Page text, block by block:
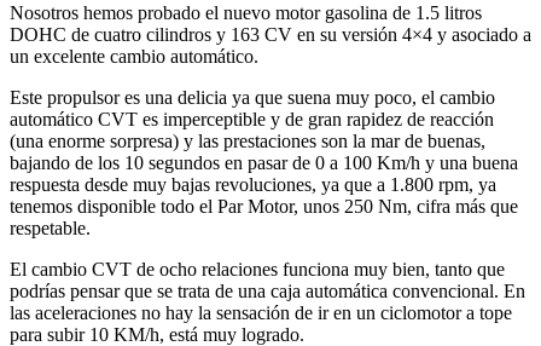
Nosotros hemos probado el nuevo motor gasolina de 1.5 litros
DOHC de cuatro cilindros y 163 CV en su versión 4×4 y asociado a
un excelente cambio automático.
Este propulsor es una delicia ya que suena muy poco, el cambio
automático CVT es imperceptible y de gran rapidez de reacción
(una enorme sorpresa) y las prestaciones son la mar de buenas,
bajando de los 10 segundos en pasar de 0 a 100 Km/h y una buena
respuesta desde muy bajas revoluciones, ya que a 1.800 rpm, ya
tenemos disponible todo el Par Motor, unos 250 Nm, cifra más que
respetable.
El cambio CVT de ocho relaciones funciona muy bien, tanto que
podrías pensar que se trata de una caja automática convencional. En
las aceleraciones no hay la sensación de ir en un ciclomotor a tope
para subir 10 KM/h, está muy logrado.